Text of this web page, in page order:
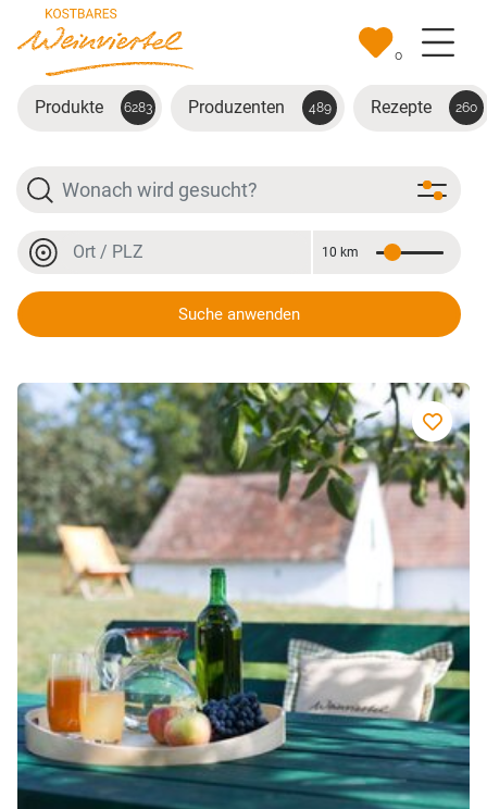
Zum Hauptinhalt springen
0
Produkte 6283 Produzenten 489 Rezepte 260
Suche
Ort oder PLZ
Entfernung
10 km
Suche anwenden
Frizzante, div. Weine